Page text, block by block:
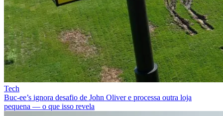
Tech
Buc-ee’s ignora desafio de John Oliver e processa outra loja
pequena — o que isso revela